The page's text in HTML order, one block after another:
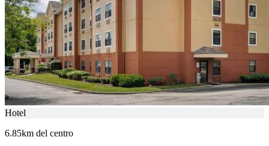
Hotel
6.85km del centro